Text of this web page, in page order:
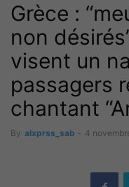
Grèce :
non
visent un
passagers
chantant
By alxprss_sab - 4